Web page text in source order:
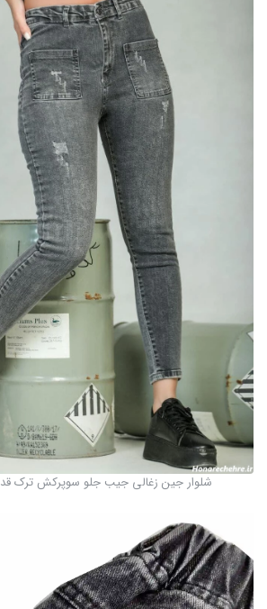
شلوار جین زغالی جیب جلو سوپرکش ترک قد 90 | ارغوان جین